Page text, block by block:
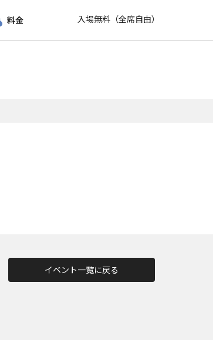
料金 入場無料（全席自由）
イベント一覧に戻る